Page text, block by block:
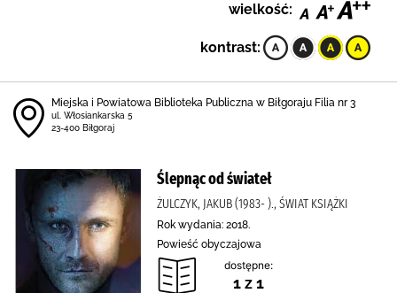
wielkość:
kontrast:
Miejska i Powiatowa Biblioteka Publiczna w Biłgoraju Filia nr 3
ul. Włosiankarska 5
23-400 Biłgoraj
Ślepnąc od świateł
ŻULCZYK, JAKUB (1983- )., ŚWIAT KSIĄŻKI
Rok wydania: 2018.
Powieść obyczajowa
dostępne:
1 z 1